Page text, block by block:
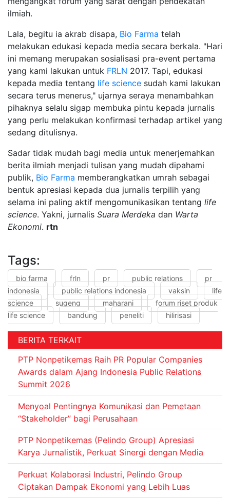
ilmiah.
Lala, begitu ia akrab disapa, Bio Farma telah
melakukan edukasi kepada media secara berkala. "Hari
ini memang merupakan sosialisasi pra-event pertama
yang kami lakukan untuk FRLN 2017. Tapi, edukasi
kepada media tentang life science sudah kami lakukan
secara terus menerus," ujarnya seraya menambahkan
pihaknya selalu sigap membuka pintu kepada jurnalis
yang perlu melakukan konfirmasi terhadap artikel yang
sedang ditulisnya.
Sadar tidak mudah bagi media untuk menerjemahkan
berita ilmiah menjadi tulisan yang mudah dipahami
publik, Bio Farma memberangkatkan umrah sebagai
bentuk apresiasi kepada dua jurnalis terpilih yang
selama ini paling aktif mengomunikasikan tentang life
science. Yakni, jurnalis Suara Merdeka dan Warta
Ekonomi. rtn
Tags:
bio farma frln pr public relations
pr
indonesia
public relations indonesia vaksin
life
science
sugeng maharani
forum riset produk
life science
bandung peneliti hilirisasi
BERITA TERKAIT
PTP Nonpetikemas Raih PR Popular Companies
Awards dalam Ajang Indonesia Public Relations
Summit 2026
Menyoal Pentingnya Komunikasi dan Pemetaan
“Stakeholder” bagi Perusahaan
PTP Nonpetikemas (Pelindo Group) Apresiasi
Karya Jurnalistik, Perkuat Sinergi dengan Media
Perkuat Kolaborasi Industri, Pelindo Group
Ciptakan Dampak Ekonomi yang Lebih Luas